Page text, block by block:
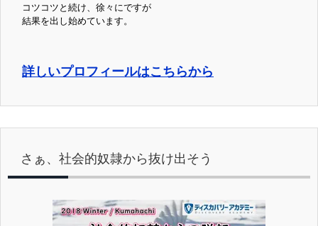
コツコツと続け、徐々にですが
結果を出し始めています。
詳しいプロフィールはこちらから
さぁ、社会的奴隷から抜け出そう